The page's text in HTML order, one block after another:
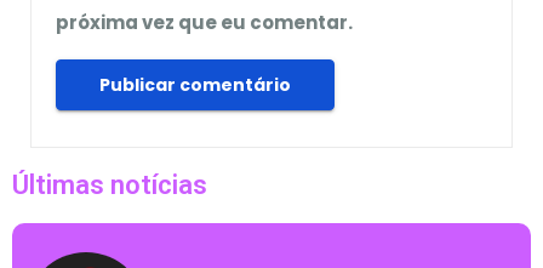
próxima vez que eu comentar.
Últimas notícias